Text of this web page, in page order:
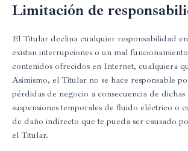
Limitación de
El Titular declina cualquier responsabilidad
existan interrupciones o un mal
contenidos ofrecidos en Internet, cualquiera
Asimismo, el Titular no se hace responsable
pérdidas de negocio a consecuencia de dichas
suspensiones temporales de fluido eléctrico o
de daño indirecto que te pueda ser causado
el Titular.